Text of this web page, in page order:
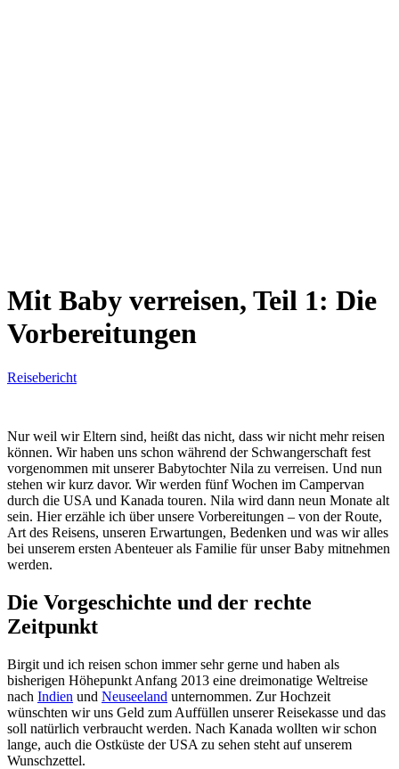
Mit Baby verreisen, Teil 1: Die
Vorbereitungen
Reisebericht
Nur weil wir Eltern sind, heißt das nicht, dass wir nicht mehr reisen
können. Wir haben uns schon während der Schwangerschaft fest
vorgenommen mit unserer Babytochter Nila zu verreisen. Und nun
stehen wir kurz davor. Wir werden fünf Wochen im Campervan
durch die USA und Kanada touren. Nila wird dann neun Monate alt
sein. Hier erzähle ich über unsere Vorbereitungen – von der Route,
Art des Reisens, unseren Erwartungen, Bedenken und was wir alles
bei unserem ersten Abenteuer als Familie für unser Baby mitnehmen
werden.
Die Vorgeschichte und der rechte
Zeitpunkt
Birgit und ich reisen schon immer sehr gerne und haben als
bisherigen Höhepunkt Anfang 2013 eine dreimonatige Weltreise
nach Indien und Neuseeland unternommen. Zur Hochzeit
wünschten wir uns Geld zum Auffüllen unserer Reisekasse und das
soll natürlich verbraucht werden. Nach Kanada wollten wir schon
lange, auch die Ostküste der USA zu sehen steht auf unserem
Wunschzettel.